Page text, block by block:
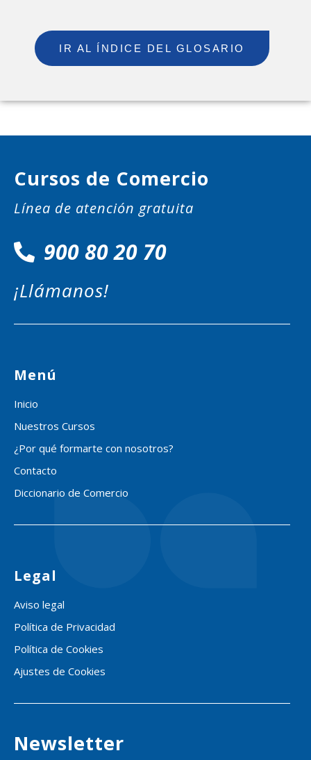
IR AL ÍNDICE DEL GLOSARIO
Cursos de Comercio
Línea de atención gratuita
900 80 20 70
¡Llámanos!
Menú
Inicio
Nuestros Cursos
¿Por qué formarte con nosotros?
Contacto
Diccionario de Comercio
Legal
Aviso legal
Política de Privacidad
Política de Cookies
Ajustes de Cookies
Newsletter